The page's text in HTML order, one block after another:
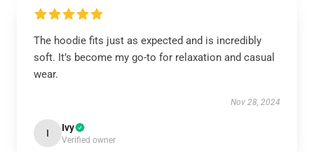
The hoodie fits just as expected and is incredibly
soft. It’s become my go-to for relaxation and casual
wear.
Nov 28, 2024
I Ivy
Verified owner